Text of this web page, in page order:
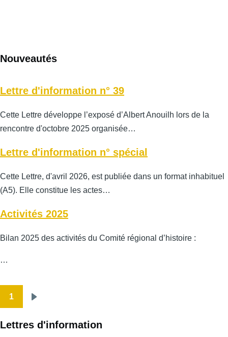
Nouveautés
Lettre d'information n° 39
Cette Lettre développe l’exposé d’Albert Anouilh lors de la
rencontre d'octobre 2025 organisée…
Lettre d'information n° spécial
Cette Lettre, d'avril 2026, est publiée dans un format inhabituel
(A5). Elle constitue les actes…
Activités 2025
Bilan 2025 des activités du Comité régional d’histoire :
…
1
Lettres d'information